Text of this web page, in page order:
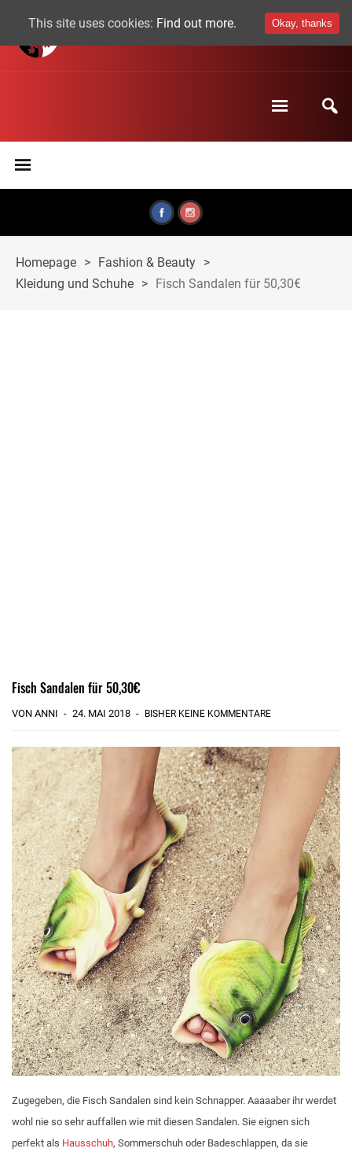
Homepage > Fashion & Beauty >
Kleidung und Schuhe > Fisch Sandalen für 50,30€
Fisch Sandalen für 50,30€
VON ANNI 24. MAI 2018 BISHER KEINE KOMMENTARE
Zugegeben, die Fisch Sandalen sind kein Schnapper. Aaaaaber ihr werdet
wohl nie so sehr auffallen wie mit diesen Sandalen. Sie eignen sich
perfekt als Hausschuh, Sommerschuh oder Badeschlappen, da sie
This site uses cookies: Find out more. Okay, thanks